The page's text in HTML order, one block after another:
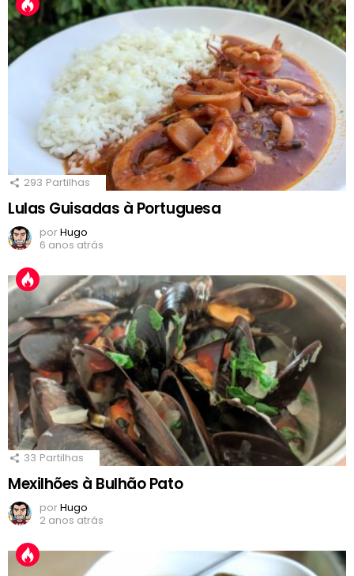
293 Partilhas
Lulas Guisadas à Portuguesa
porHugo
6 anos atrás
33 Partilhas
Mexilhões à Bulhão Pato
porHugo
2 anos atrás